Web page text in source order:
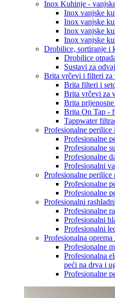
Inox Kuhinje -
Inox vanjske
Inox vanjske
Inox vanjske
Inox vanjske
Drobilice, sortiranje i
Drobilice
Sustavi za
Brita vrčevi i filteri za
Brita filteri i
Brita vrčevi za
Brita
Brita On Tap -
Tappwater
Profesionalne perilice
Profesionalne
Profesionalne
Profesionalne
Profesionalni
Profesionalne perilice
Profesionalne
Profesionalne
Profesionalni
Profesionalne
Profesionalni
Profesionalni
Profesionalna oprema
Profesionalne
Profesionalna
peći na drva i
Profesionalne